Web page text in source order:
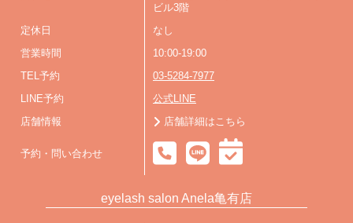
ビル3階
定休日 なし
営業時間 10:00-19:00
TEL予約 03-5284-7977
LINE予約 公式LINE
店舗情報 店舗詳細はこちら
予約・問い合わせ
eyelash salon Anela亀有店